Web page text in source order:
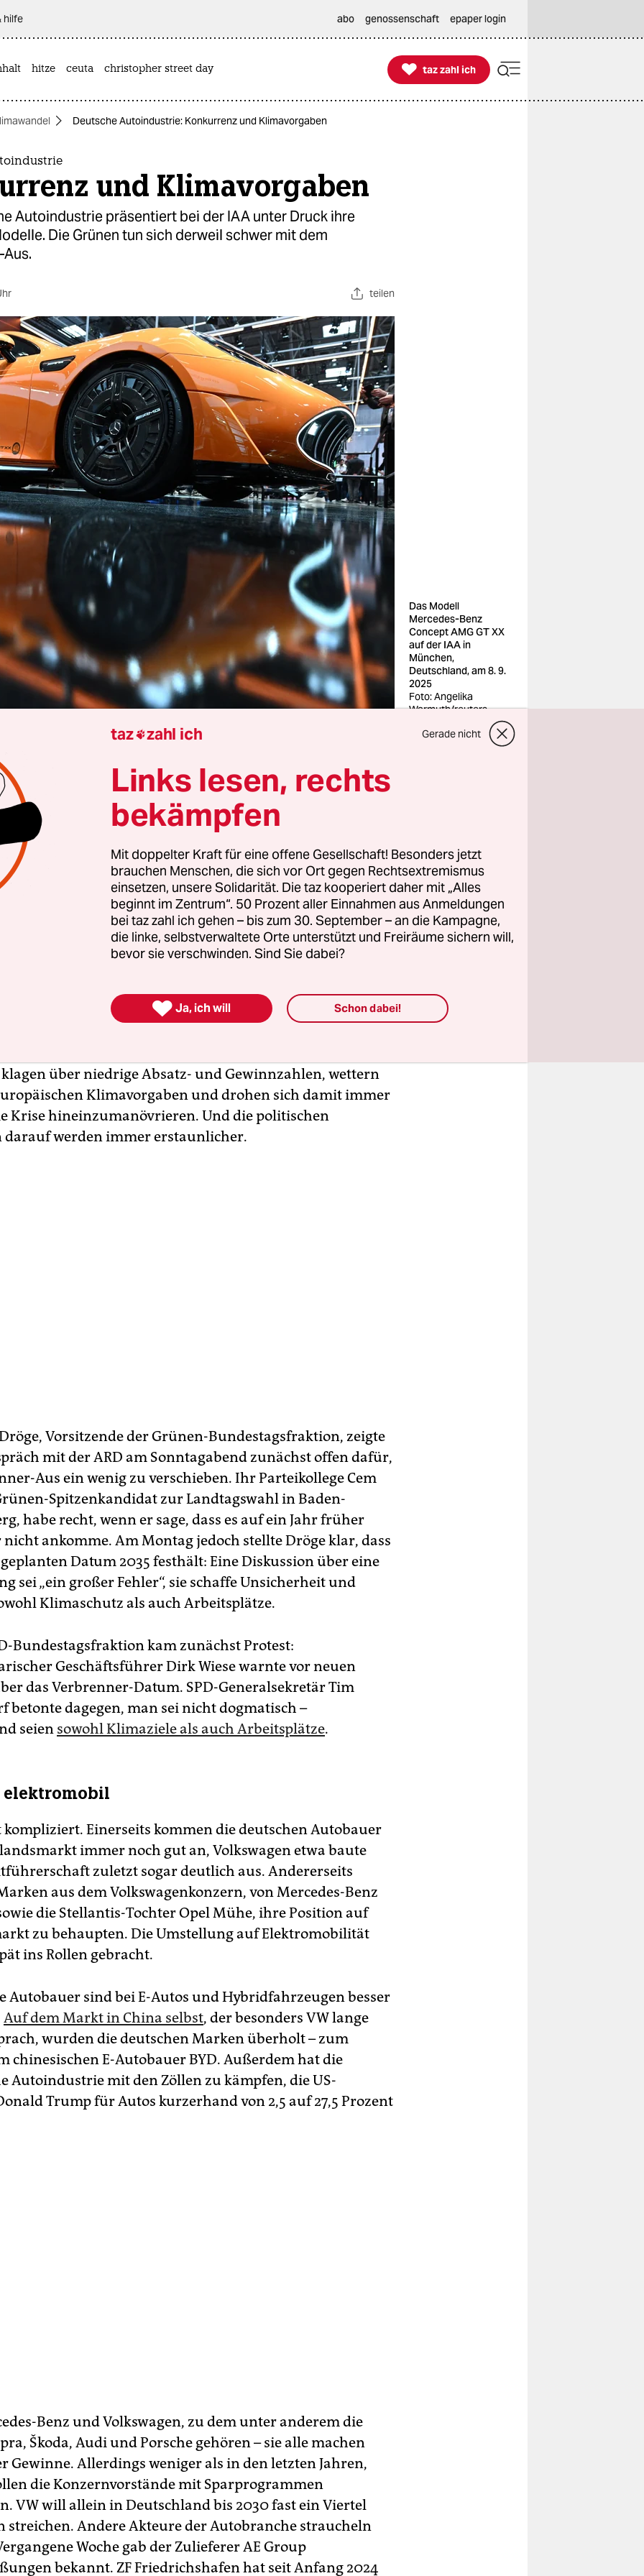
hilfe abo genossenschaft epaper login
hitze ceuta christopher street day 
taz zahl ich
taz zahl ich
Deutsche Autoindustrie: Konkurrenz und Klimavorgaben
und Klimavorgaben
Autoindustrie präsentiert bei der IAA unter Druck ihre
Die Grünen tun sich derweil schwer mit dem
teilen
Das Modell
Mercedes-Benz
Concept AMG GT XX
auf der IAA in
München,
Deutschland, am 8. 9.
2025
Foto: Angelika
Warmuth/reuters
Nanja Boenisch
steht in den Startlöchern für die IAA in München,
Automobilausstellung. Hier feiern sich die deutschen
selbst, zelebrieren mit einer Prise
den deutschen Erfindergeist und das Ansehen
auf dem Weltmarkt, das ihnen lange zuverlässig
hat. Der Verband der Automobilindustrie (VDA),
der deutschen Hersteller und Ausrichter der IAA,
über niedrige Absatz- und Gewinnzahlen, wettern
Klimavorgaben und drohen sich damit immer
Krise hineinzumanövrieren. Und die politischen
darauf werden immer erstaunlicher.
Vorsitzende der Grünen-Bundestagsfraktion, zeigte
mit der ARD am Sonntagabend zunächst offen dafür,
Aus ein wenig zu verschieben. Ihr Parteikollege Cem
Spitzenkandidat zur Landtagswahl in Baden-
habe recht, wenn er sage, dass es auf ein Jahr früher
nicht ankomme. Am Montag jedoch stellte Dröge klar, dass
Datum 2035 festhält: Eine Diskussion über eine
sei „ein großer Fehler“, sie schaffe Unsicherheit und
Klimaschutz als auch Arbeitsplätze.
Bundestagsfraktion kam zunächst Protest:
Geschäftsführer Dirk Wiese warnte vor neuen
das Verbrenner-Datum. SPD-Generalsekretär Tim
betonte dagegen, man sei nicht dogmatisch –
seien sowohl Klimaziele als auch Arbeitsplätze.
elektromobil
kompliziert. Einerseits kommen die deutschen Autobauer
immer noch gut an, Volkswagen etwa baute
zuletzt sogar deutlich aus. Andererseits
aus dem Volkswagenkonzern, von Mercedes-Benz
die Stellantis-Tochter Opel Mühe, ihre Position auf
zu behaupten. Die Umstellung auf Elektromobilität
ins Rollen gebracht.
Autobauer sind bei E-Autos und Hy­bridfahrzeugen besser
Auf dem Markt in China selbst, der besonders VW lange
wurden die deutschen Marken überholt – zum
chinesischen E-Autobauer BYD. Außerdem hat die
Autoindustrie mit den Zöllen zu kämpfen, die US-
Trump für Autos kurzerhand von 2,5 auf 27,5 Prozent
Benz und Volkswagen, zu dem unter anderem die
Škoda, Audi und Porsche gehören – sie alle machen
Gewinne. Allerdings weniger als in den letzten Jahren,
die Konzernvorstände mit Sparprogrammen
VW will allein in Deutschland bis 2030 fast ein Viertel
streichen. Andere Akteure der Autobranche straucheln
Woche gab der Zulieferer AE Group
bekannt. ZF Friedrichshafen hat seit Anfang 2024
taz zahl ich Gerade nicht
Links lesen, rechts
bekämpfen
Mit doppelter Kraft für eine offene Gesellschaft! Besonders jetzt
brauchen Menschen, die sich vor Ort gegen Rechtsextremismus
einsetzen, unsere Solidarität. Die taz kooperiert daher mit „Alles
beginnt im Zentrum“. 50 Prozent aller Einnahmen aus Anmeldungen
bei taz zahl ich gehen – bis zum 30. September – an die Kampagne,
die linke, selbstverwaltete Orte unterstützt und Freiräume sichern will,
bevor sie verschwinden. Sind Sie dabei?
 Ja, ich will Schon dabei!